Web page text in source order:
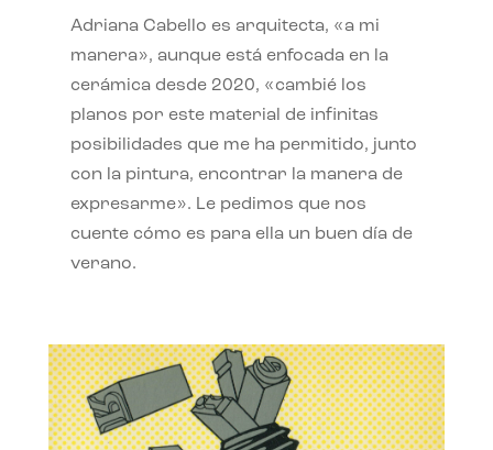
Adriana Cabello es arquitecta, «a mi
manera», aunque está enfocada en la
cerámica desde 2020, «cambié los
planos por este material de infinitas
posibilidades que me ha permitido, junto
con la pintura, encontrar la manera de
expresarme». Le pedimos que nos
cuente cómo es para ella un buen día de
verano.